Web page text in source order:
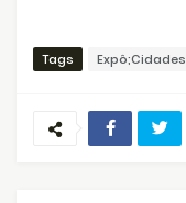
Tags Expô;Cidades